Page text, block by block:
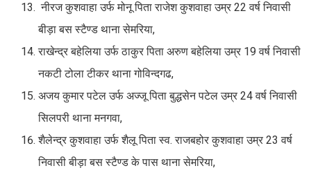
नीरज कुशवाहा उर्फ मोनू पिता राजेश कुशवाहा उम्र 22 वर्ष निवासी
बीड़ा बस स्टैण्ड थाना सेमरिया,
राखेन्द्र बहेलिया उर्फ ठाकुर पिता अरुण बहेलिया उम्र 19 वर्ष निवासी
नकटी टोला टीकर थाना गोविन्दगढ,
अजय कुमार पटेल उर्फ अज्जू पिता बुद्धसेन पटेल उम्र 24 वर्ष निवासी
सिलपरी थाना मनगवा,
शैलेन्द्र कुशवाहा उर्फ शैलू पिता स्व. राजबहोर कुशवाहा उम्र 23 वर्ष
निवासी बीड़ा बस स्टैण्ड के पास थाना सेमरिया,